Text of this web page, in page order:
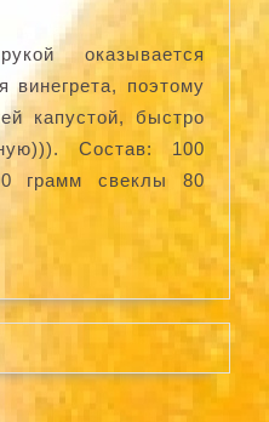
оказывается
винегрета, поэтому
капустой, быстро
Состав: 100
грамм свеклы 80